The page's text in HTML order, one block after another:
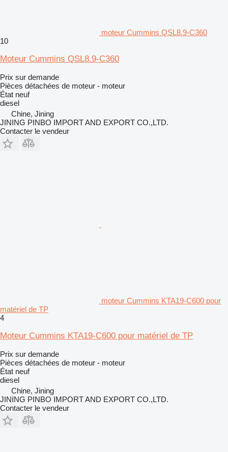
moteur Cummins QSL8.9-C360
10
Moteur Cummins QSL8.9-C360
Prix sur demande
Pièces détachées de moteur - moteur
État neuf
diesel
Chine, Jining
JINING PINBO IMPORT AND EXPORT CO.,LTD.
Contacter le vendeur
moteur Cummins KTA19-C600 pour
matériel de TP
4
Moteur Cummins KTA19-C600 pour matériel de TP
Prix sur demande
Pièces détachées de moteur - moteur
État neuf
diesel
Chine, Jining
JINING PINBO IMPORT AND EXPORT CO.,LTD.
Contacter le vendeur